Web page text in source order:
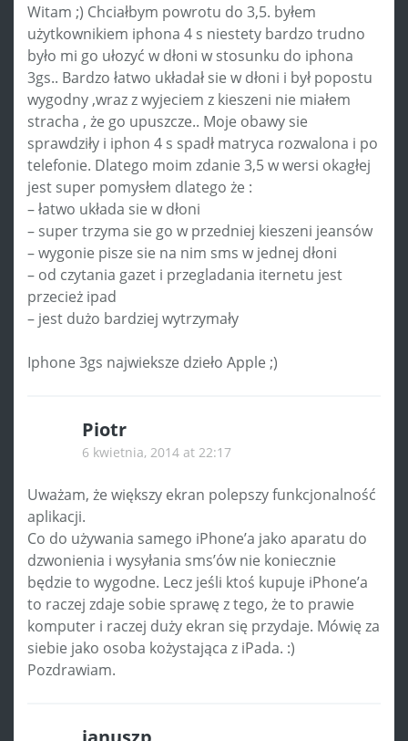
Witam ;) Chciałbym powrotu do 3,5. byłem
użytkownikiem iphona 4 s niestety bardzo trudno
było mi go ułozyć w dłoni w stosunku do iphona
3gs.. Bardzo łatwo układał sie w dłoni i był popostu
wygodny ,wraz z wyjeciem z kieszeni nie miałem
stracha , że go upuszcze.. Moje obawy sie
sprawdziły i iphon 4 s spadł matryca rozwalona i po
telefonie. Dlatego moim zdanie 3,5 w wersi okagłej
jest super pomysłem dlatego że :
– łatwo układa sie w dłoni
– super trzyma sie go w przedniej kieszeni jeansów
– wygonie pisze sie na nim sms w jednej dłoni
– od czytania gazet i przegladania iternetu jest
przecież ipad
– jest dużo bardziej wytrzymały
Iphone 3gs najwieksze dzieło Apple ;)
Piotr
6 kwietnia, 2014 at 22:17
Uważam, że większy ekran polepszy funkcjonalność
aplikacji.
Co do używania samego iPhone’a jako aparatu do
dzwonienia i wysyłania sms’ów nie koniecznie
będzie to wygodne. Lecz jeśli ktoś kupuje iPhone’a
to raczej zdaje sobie sprawę z tego, że to prawie
komputer i raczej duży ekran się przydaje. Mówię za
siebie jako osoba kożystająca z iPada. :)
Pozdrawiam.